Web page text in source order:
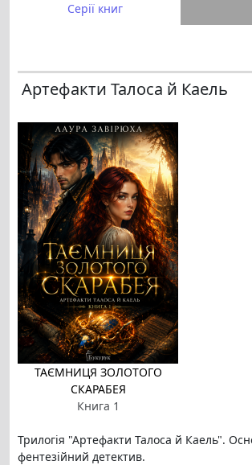
Серії книг
Артефакти Талоса й Каель
ТАЄМНИЦЯ ЗОЛОТОГО
СКАРАБЕЯ
Книга 1
Трилогія "Артефакти Талоса й Каель".
фентезійний детектив.